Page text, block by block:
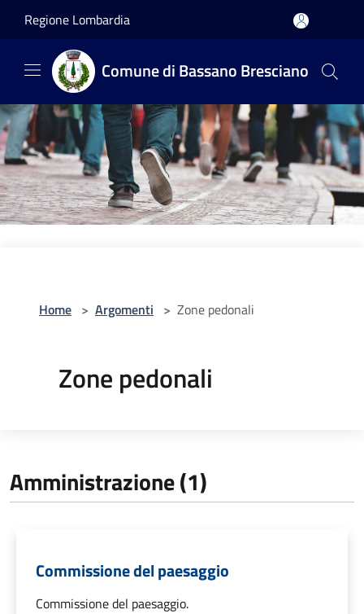
Regione Lombardia
Comune di Bassano Bresciano
Home > Argomenti > Zone pedonali
Zone pedonali
Amministrazione (1)
Commissione del paesaggio
Commissione del paesaggio.